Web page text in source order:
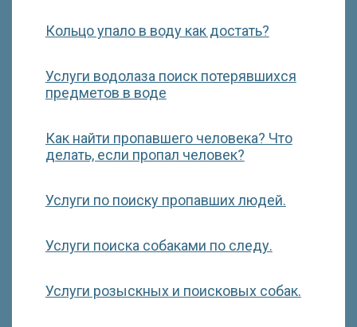
Кольцо упало в воду как достать?
Услуги водолаза поиск потерявшихся
предметов в воде
Как найти пропавшего человека? Что
делать, если пропал человек?
Услуги по поиску пропавших людей.
Услуги поиска собаками по следу.
Услуги розыскных и поисковых собак.